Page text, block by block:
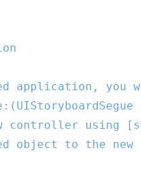
application,
controller using
object to the new